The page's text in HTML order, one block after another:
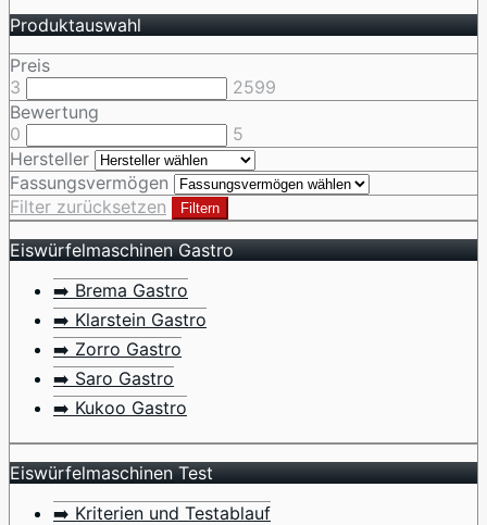
Produktauswahl
Preis
3
2599
Bewertung
0
5
Hersteller
Fassungsvermögen
Filter zurücksetzen
Filtern
Eiswürfelmaschinen Gastro
➡️ Brema Gastro
➡️ Klarstein Gastro
➡️ Zorro Gastro
➡️ Saro Gastro
➡️ Kukoo Gastro
Eiswürfelmaschinen Test
➡️ Kriterien und Testablauf